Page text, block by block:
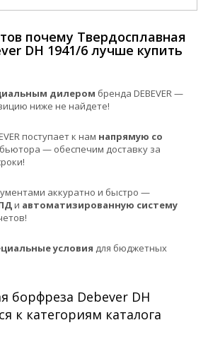
почему Твердосплавная
DH 1941/6 лучше купить
дилером бренда DEBEVER —
ниже не найдете!
поступает к нам напрямую со
— обеспечим доставку за
аккуратно и быстро —
и автоматизированную систему
условия для бюджетных
борфреза Debever DH
к категориям каталога